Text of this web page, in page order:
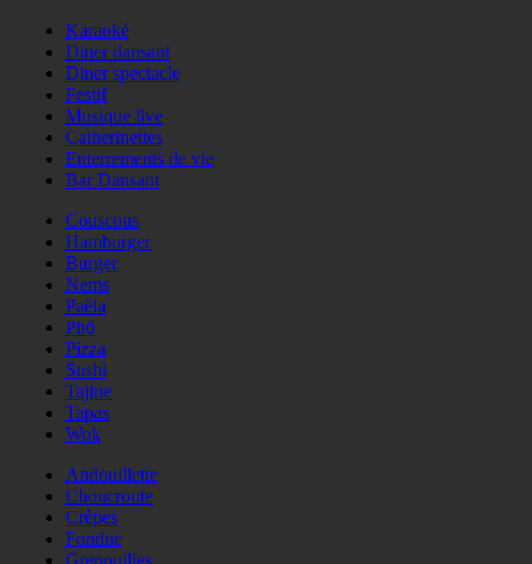
Karaoké
Diner dansant
Diner spectacle
Festif
Musique live
Catherinettes
Enterrements de vie
Bar Dansant
Couscous
Hamburger
Burger
Nems
Paëla
Phö
Pizza
Sushi
Tajine
Tapas
Wok
Andouillette
Choucroute
Crêpes
Fondue
Grenouilles